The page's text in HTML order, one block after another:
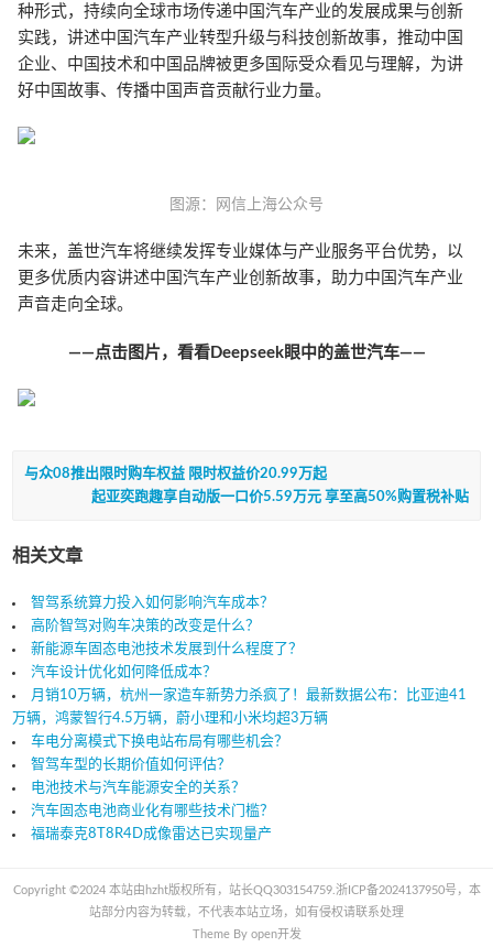
种形式，持续向全球市场传递中国汽车产业的发展成果与创新
实践，讲述中国汽车产业转型升级与科技创新故事，推动中国
企业、中国技术和中国品牌被更多国际受众看见与理解，为讲
好中国故事、传播中国声音贡献行业力量。
图源：网信上海公众号
未来，盖世汽车将继续发挥专业媒体与产业服务平台优势，以
更多优质内容讲述中国汽车产业创新故事，助力中国汽车产业
声音走向全球。
——点击图片，看看Deepseek眼中的盖世汽车——
与众08推出限时购车权益 限时权益价20.99万起
起亚奕跑趣享自动版一口价5.59万元 享至高50%购置税补贴
相关文章
智驾系统算力投入如何影响汽车成本？
高阶智驾对购车决策的改变是什么？
新能源车固态电池技术发展到什么程度了？
汽车设计优化如何降低成本？
月销10万辆，杭州一家造车新势力杀疯了！最新数据公布：比亚迪41
万辆，鸿蒙智行4.5万辆，蔚小理和小米均超3万辆
车电分离模式下换电站布局有哪些机会？
智驾车型的长期价值如何评估？
电池技术与汽车能源安全的关系？
汽车固态电池商业化有哪些技术门槛？
福瑞泰克8T8R4D成像雷达已实现量产
Copyright ©2024 本站由hzht版权所有，站长QQ303154759. 浙ICP备2024137950号 ，本
站部分内容为转载，不代表本站立场，如有侵权请联系处理
Theme By open开发